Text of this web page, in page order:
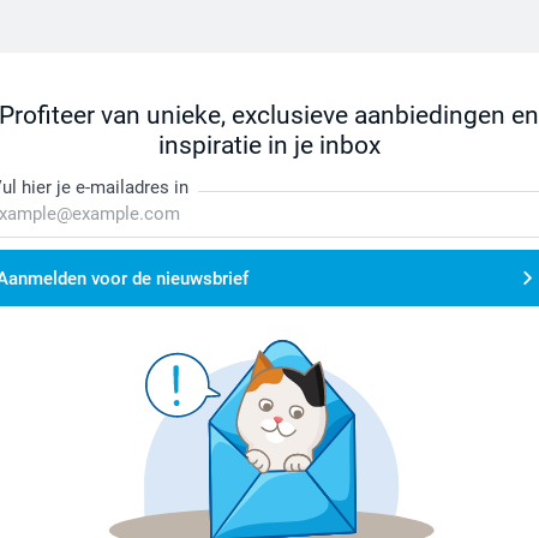
Profiteer van unieke, exclusieve aanbiedingen en
inspiratie in je inbox
hier je e-mailadres in
voor de nieuwsbrief